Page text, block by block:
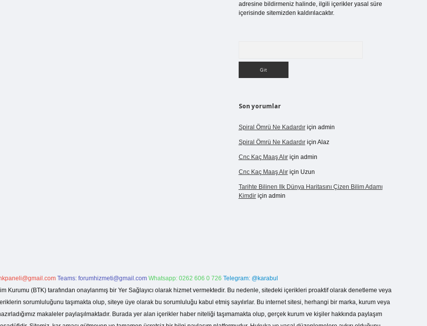
adresine bildirmeniz halinde, ilgili içerikler yasal süre
içerisinde sitemizden kaldırılacaktır.
Son yorumlar
Spiral Ömrü Ne Kadardıriçin admin
Spiral Ömrü Ne Kadardıriçin Alaz
Cnc Kaç Maaş Alıriçin admin
Cnc Kaç Maaş Alıriçin Uzun
Tarihte Bilinen Ilk Dünya Haritasını Çizen Bilim Adamı
Kimdiriçin admin
Teams: forumhizmeti@gmail.com Whatsapp: 0262 606 0 726 Telegram: @karabul
Kurumu (BTK) tarafından onaylanmış bir Yer Sağlayıcı olarak hizmet vermektedir. Bu nedenle, sitedeki içerikleri proaktif olarak denetleme veya
sorumluluğunu taşımakta olup, siteye üye olarak bu sorumluluğu kabul etmiş sayılırlar. Bu internet sitesi, herhangi bir marka, kurum veya
makaleler paylaşılmaktadır. Burada yer alan içerikler haber niteliği taşımamakta olup, gerçek kurum ve kişiler hakkında paylaşım